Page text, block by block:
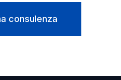
consulenza